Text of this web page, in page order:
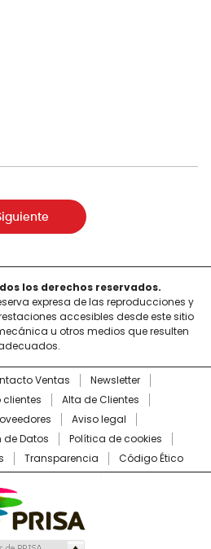
los derechos reservados.
expresa de las reproducciones y
accesibles desde este sitio
u otros medios que resulten
Ventas
Newsletter
clientes
Alta de Clientes
Aviso legal
de Datos
Política de cookies
Transparencia Código Ético